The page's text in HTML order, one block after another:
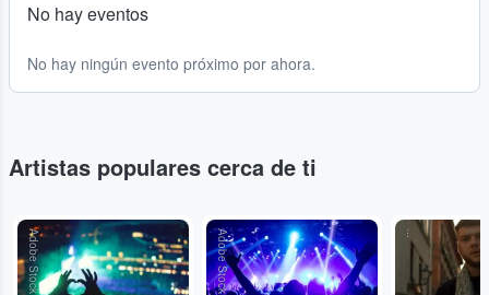
No hay eventos
No hay ningún evento próximo por ahora.
Artistas populares cerca de ti
Adobe Stock Adobe Stock ...